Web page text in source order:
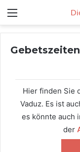
Hier finden Sie
Vaduz. Es ist
es könnte auch
der